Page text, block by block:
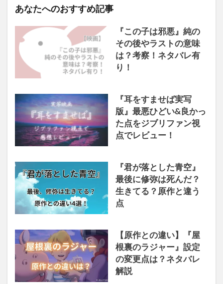
あなたへのおすすめ記事
『この子は邪悪』純の
その後やラストの意味
は？考察！ネタバレ有
り！
『耳をすませば実写
版』最悪ひどい&良かっ
た点をジブリファン視
点でレビュー！
『君が落とした青空』
最後に修弥は死んだ？
生きてる？原作と違う
点
【原作との違い】『屋
根裏のラジャー』設定
の変更点は？ネタバレ
解説